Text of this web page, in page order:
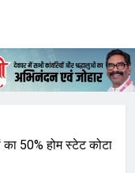
50% होम स्टेट कोटा